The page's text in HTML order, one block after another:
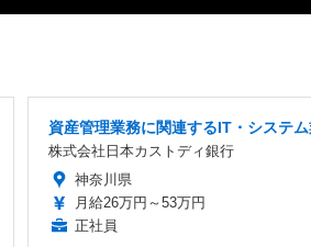
資産管理業務に関連するIT・システ
株式会社日本カストディ銀行
神奈川県
月給26万円～53万円
正社員